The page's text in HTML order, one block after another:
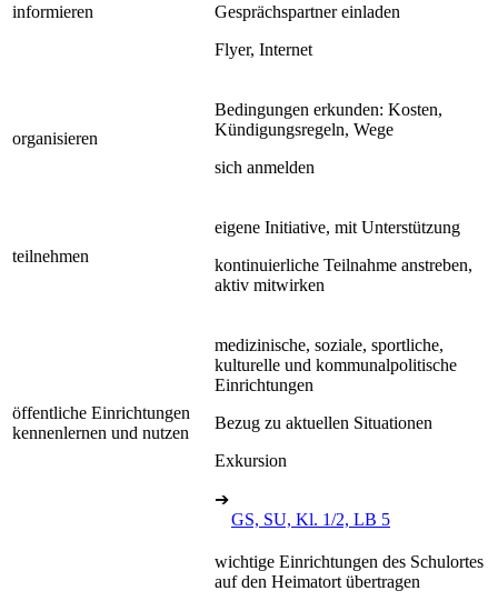
informieren
Gesprächspartner einladen
Flyer, Internet
organisieren
Bedingungen erkunden: Kosten,
Kündigungsregeln, Wege
sich anmelden
teilnehmen
eigene Initiative, mit Unterstützung
kontinuierliche Teilnahme anstreben,
aktiv mitwirken
öffentliche Einrichtungen
kennenlernen und nutzen
medizinische, soziale, sportliche,
kulturelle und kommunalpolitische
Einrichtungen
Bezug zu aktuellen Situationen
Exkursion
➔
GS, SU, Kl. 1/2, LB 5
wichtige Einrichtungen des Schulortes
auf den Heimatort übertragen